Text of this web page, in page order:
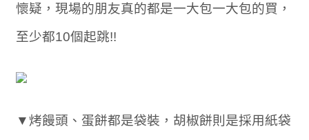
懷疑，現場的朋友真的都是一大包一大包的買，
至少都10個起跳!!
▼烤饅頭、蛋餅都是袋裝，胡椒餅則是採用紙袋